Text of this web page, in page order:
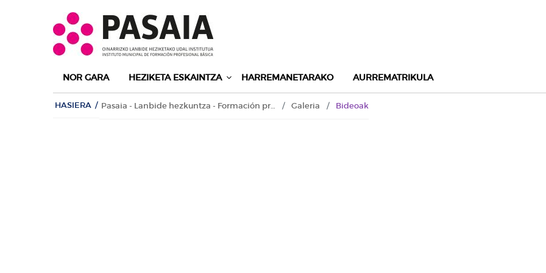
NOR GARA HEZIKETA ESKAINTZA HARREMANETARAKO AURREMATRIKULA
HASIERA / Pasaia - Lanbide hezkuntza - Formación profesional Galeria Bideoak